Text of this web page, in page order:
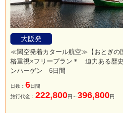
大阪発
≪関空発着カタール航空≫【おとぎの
格重視×フリープラン＊ 迫力ある歴
ンハーゲン 6日間
日数： 6日間
旅行代金： 222,800円～396,800円